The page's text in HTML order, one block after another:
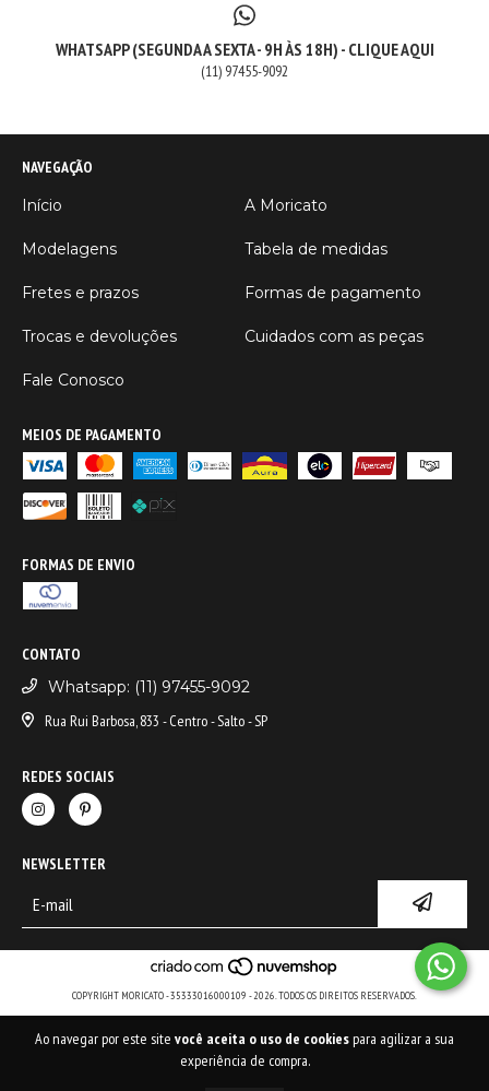
Ao navegar por este site você aceita o uso de cookiespara agilizar a sua
experiência de compra.
WHATSAPP (SEGUNDA A SEXTA - 9H ÀS 18H) - CLIQUE AQUI
(11) 97455-9092
NAVEGAÇÃO
Início
A Moricato
Modelagens Tabela de medidas
Fretes e prazos Formas de pagamento
Trocas e devoluções Cuidados com as peças
Fale Conosco
MEIOS DE PAGAMENTO
FORMAS DE ENVIO
CONTATO
Whatsapp: (11) 97455-9092
Rua Rui Barbosa, 833 - Centro - Salto - SP
REDES SOCIAIS
NEWSLETTER
COPYRIGHT MORICATO - 35333016000109 - 2026. TODOS OS DIREITOS RESERVADOS.